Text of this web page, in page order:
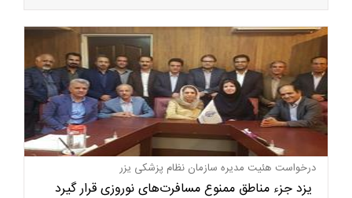
درخواست هئیت مدیره سازمان نظام پزشکی یزر
یزد جزء مناطق ممنوع مسافرت‌های نوروزی قرار گیرد